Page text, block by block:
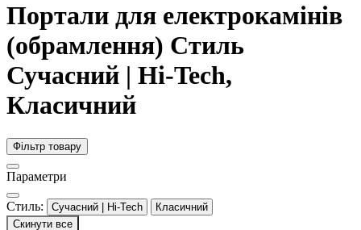
Портали для електрокамінів
(обрамлення) Стиль
Сучасний | Hi-Tech,
Класичний
Фільтр товару
Параметри
Стиль: Сучасний | Hi-Tech
Класичний
Скинути все